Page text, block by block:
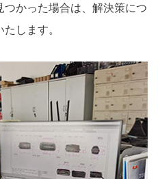
かった場合は、解決策につ
します。